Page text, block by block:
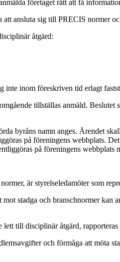
företaget rätt att få
ansluta sig till PRECIS normer
åtgärd:
inte inom föreskriven tid erlagt
tillställas anmäld.
byråns namn anges. Ärendet
på föreningens webbplats.
på föreningens
är styrelseledamöter som
stadga och branschnormer
till disciplinär åtgärd,
och förmåga att möta